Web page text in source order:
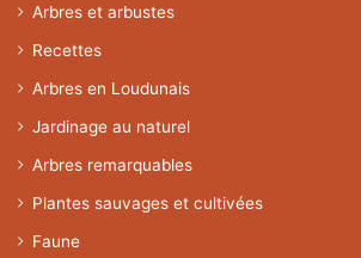
Arbres et arbustes
Recettes
Arbres en Loudunais
Jardinage au naturel
Arbres remarquables
Plantes sauvages et cultivées
Faune